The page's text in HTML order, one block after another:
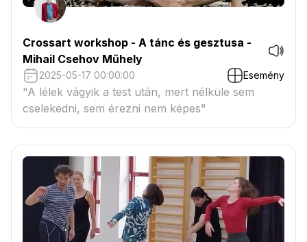
Crossart workshop - A tánc és gesztusa -
Mihail Csehov Műhely
2025-05-17 00:00:00 Esemény
"A lélek vágyik a test után, mert nélküle sem
cselekedni, sem érezni nem képes"